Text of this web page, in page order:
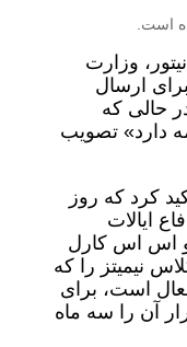
وزارت
ارسال
حالی که
دارد» تصویب
کرد که روز
ایالات
یو اس اس کارل
نیمیتز را که
است، برای
آن را سه ماه